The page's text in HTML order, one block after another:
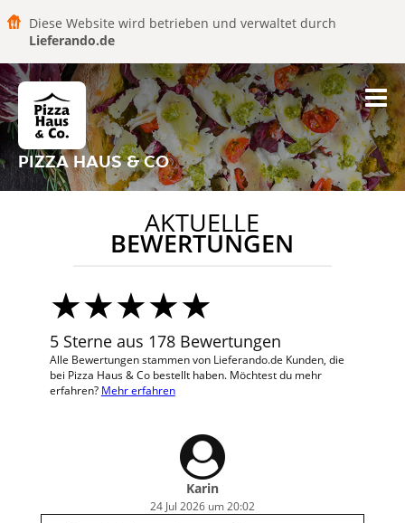
Diese Website wird betrieben und verwaltet durch
Lieferando.de
PIZZA HAUS & CO
AKTUELLE
BEWERTUNGEN
5 Sterne aus 178 Bewertungen
Alle Bewertungen stammen von Lieferando.de Kunden, die
bei Pizza Haus & Co bestellt haben. Möchtest du mehr
erfahren? Mehr erfahren
Karin
24 Jul 2026 um 20:02